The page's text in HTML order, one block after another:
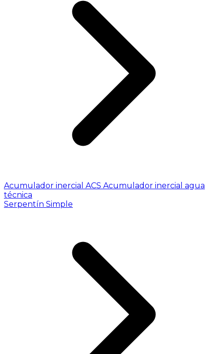
Acumulador inercial ACS Acumulador inercial agua
técnica
Serpentín Simple